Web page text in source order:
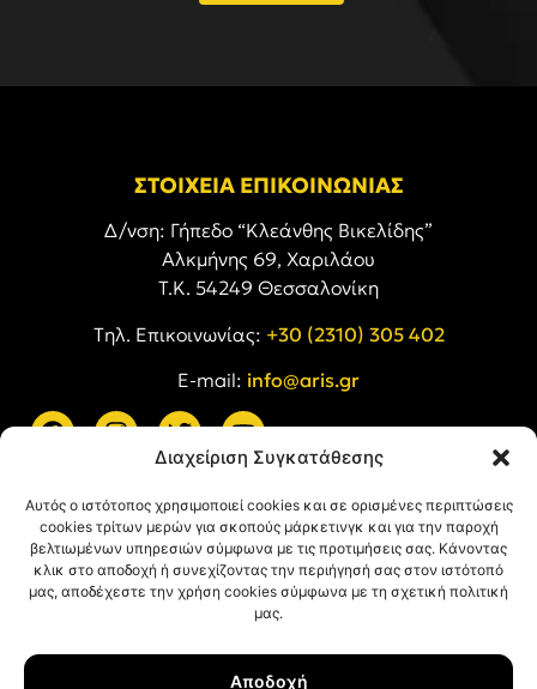
Διαχείριση Συγκατάθεσης
Αυτός ο ιστότοπος χρησιμοποιεί cookies και σε ορισμένες περιπτώσεις
cookies τρίτων μερών για σκοπούς μάρκετινγκ και για την παροχή
βελτιωμένων υπηρεσιών σύμφωνα με τις προτιμήσεις σας. Κάνοντας
κλικ στο αποδοχή ή συνεχίζοντας την περιήγησή σας στον ιστότοπό
μας, αποδέχεστε την χρήση cookies σύμφωνα με τη σχετική πολιτική
μας.
Αποδοχή
ΣΤΟΙΧΕΙΑ ΕΠΙΚΟΙΝΩΝΙΑΣ
Δ/νση: Γήπεδο “Κλεάνθης Βικελίδης”
Αλκμήνης 69, Χαριλάου
Τ.Κ. 54249 Θεσσαλονίκη
Tηλ. Επικοινωνίας: +30 (2310) 305 402
E-mail: info@aris.gr